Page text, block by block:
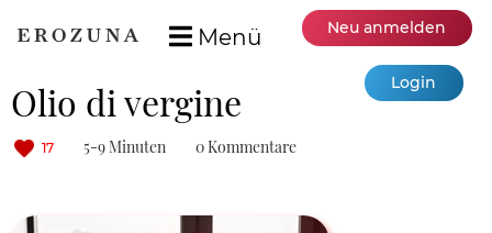
Menü Neu anmelden
Login
Olio di vergine
17 5-9 Minuten 0 Kommentare